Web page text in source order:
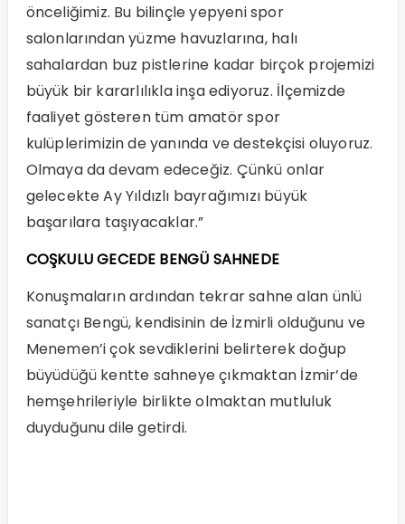
önceliğimiz. Bu bilinçle yepyeni spor
salonlarından yüzme havuzlarına, halı
sahalardan buz pistlerine kadar birçok projemizi
büyük bir kararlılıkla inşa ediyoruz. İlçemizde
faaliyet gösteren tüm amatör spor
kulüplerimizin de yanında ve destekçisi oluyoruz.
Olmaya da devam edeceğiz. Çünkü onlar
gelecekte Ay Yıldızlı bayrağımızı büyük
başarılara taşıyacaklar.”
COŞKULU GECEDE BENGÜ SAHNEDE
Konuşmaların ardından tekrar sahne alan ünlü
sanatçı Bengü, kendisinin de İzmirli olduğunu ve
Menemen’i çok sevdiklerini belirterek doğup
büyüdüğü kentte sahneye çıkmaktan İzmir’de
hemşehrileriyle birlikte olmaktan mutluluk
duyduğunu dile getirdi.